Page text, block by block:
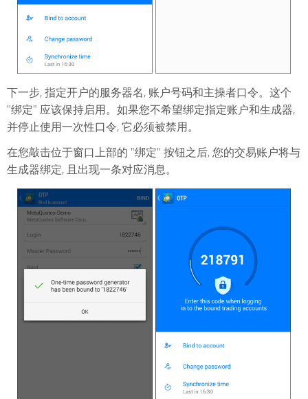
下一步, 指定开户的服务器名, 账户号码和主操者口令。这个
"绑定" 应该保持启用。如果您不希望绑定指定账户和生成器,
并停止使用一次性口令, 它必须被禁用。
在您敲击位于窗口上部的 "绑定" 按钮之后, 您的交易账户将与
生成器绑定, 且出现一条对应消息。